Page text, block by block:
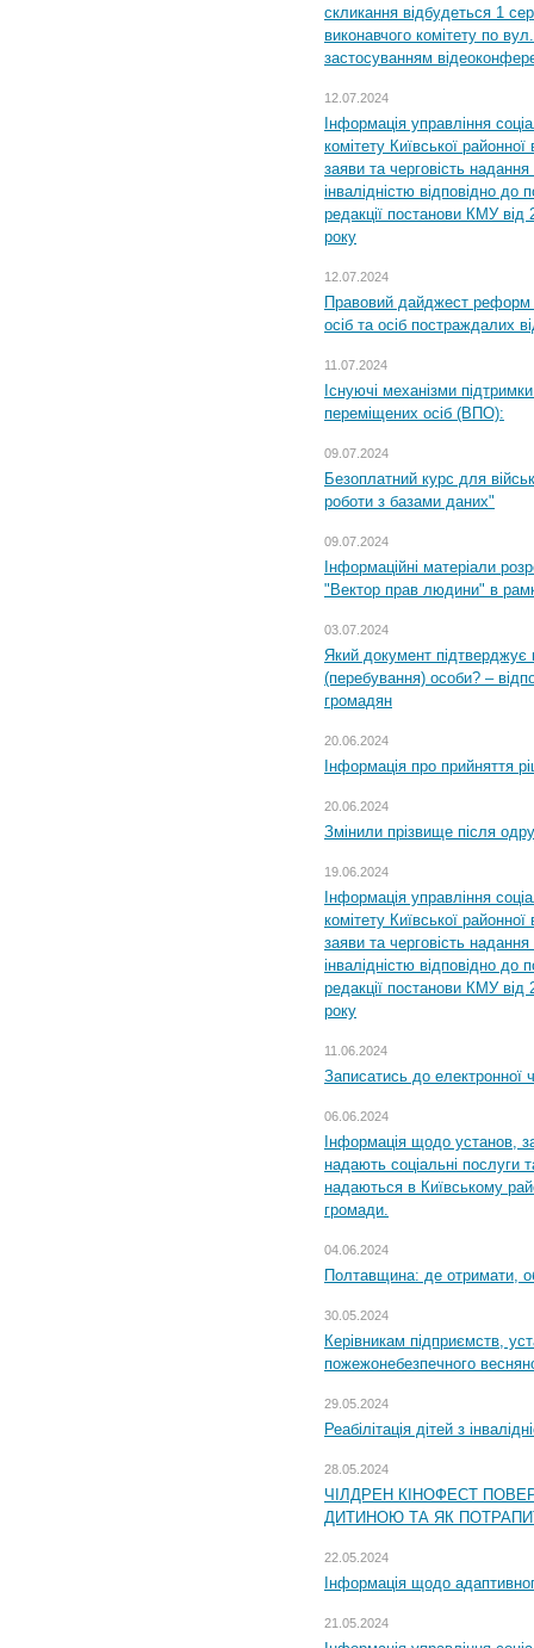
скликання відбудеться 1
виконавчого комітету по
застосуванням
12.07.2024
Інформація управління
комітету Київської
заяви та черговість надання
інвалідністю відповідно
редакції постанови КМУ
року
12.07.2024
Правовий дайджест реформ
осіб та осіб постраждалих
11.07.2024
Існуючі механізми
переміщених осіб (ВПО):
09.07.2024
Безоплатний курс для
роботи з базами даних"
09.07.2024
Інформаційні матеріали
"Вектор прав людини" в
03.07.2024
Який документ підтверджує
(перебування) особи? –
громадян
20.06.2024
Інформація про прийняття
20.06.2024
Змінили прізвище після
19.06.2024
Інформація управління
комітету Київської
заяви та черговість надання
інвалідністю відповідно
редакції постанови КМУ
року
11.06.2024
Записатись до електронної
06.06.2024
Інформація щодо установ,
надають соціальні послуги
надаються в Київському
громади.
04.06.2024
Полтавщина: де отримати,
30.05.2024
Керівникам підприємств,
пожежонебезпечного
29.05.2024
Реабілітація дітей з
28.05.2024
ЧІЛДРЕН КІНОФЕСТ
ДИТИНОЮ ТА ЯК
22.05.2024
Інформація щодо
21.05.2024